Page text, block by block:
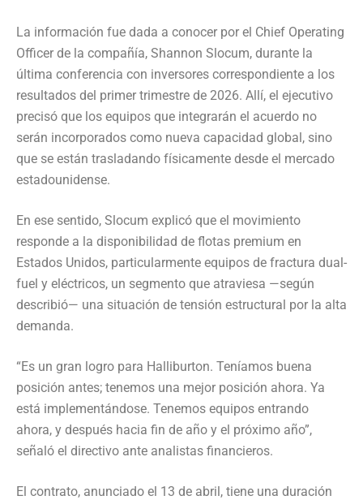
La información fue dada a conocer por el Chief Operating
Officer de la compañía, Shannon Slocum, durante la
última conferencia con inversores correspondiente a los
resultados del primer trimestre de 2026. Allí, el ejecutivo
precisó que los equipos que integrarán el acuerdo no
serán incorporados como nueva capacidad global, sino
que se están trasladando físicamente desde el mercado
estadounidense.
En ese sentido, Slocum explicó que el movimiento
responde a la disponibilidad de flotas premium en
Estados Unidos, particularmente equipos de fractura dual-
fuel y eléctricos, un segmento que atraviesa —según
describió— una situación de tensión estructural por la alta
demanda.
“Es un gran logro para Halliburton. Teníamos buena
posición antes; tenemos una mejor posición ahora. Ya
está implementándose. Tenemos equipos entrando
ahora, y después hacia fin de año y el próximo año”,
señaló el directivo ante analistas financieros.
El contrato, anunciado el 13 de abril, tiene una duración